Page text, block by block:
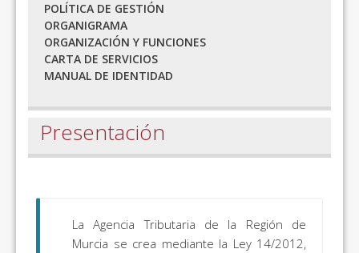
POLÍTICA DE GESTIÓN
ORGANIGRAMA
ORGANIZACIÓN Y FUNCIONES
CARTA DE SERVICIOS
MANUAL DE IDENTIDAD
Presentación
La Agencia Tributaria de la Región de
Murcia se crea mediante la Ley 14/2012,